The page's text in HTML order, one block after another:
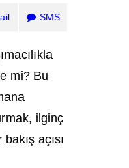
SMS
mi? Bu
ilginç
açısı